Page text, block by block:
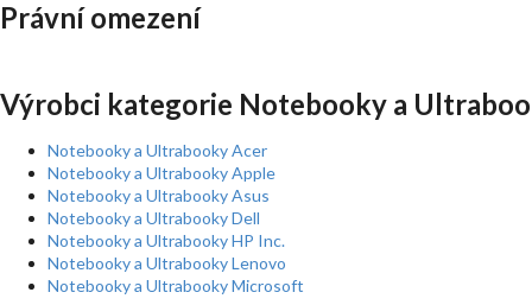
Právní omezení
Výrobci kategorie Notebooky a
Notebooky a Ultrabooky Acer
Notebooky a Ultrabooky Apple
Notebooky a Ultrabooky Asus
Notebooky a Ultrabooky Dell
Notebooky a Ultrabooky HP Inc.
Notebooky a Ultrabooky Lenovo
Notebooky a Ultrabooky Microsoft